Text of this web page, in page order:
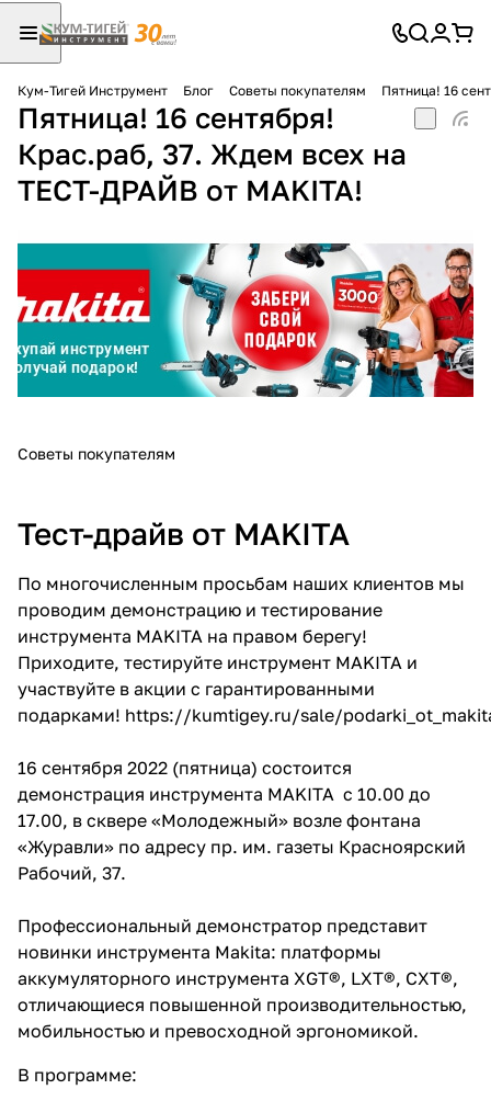
Кум-Тигей Инструмент Блог Советы покупателям Пятница! 16
Пятница! 16 сентября!
Крас.раб, 37. Ждем всех на
ТЕСТ-ДРАЙВ от MAKITA!
Советы покупателям
Тест-драйв от MAKITA
По многочисленным просьбам наших клиентов мы
проводим демонстрацию и тестирование
инструмента MAKITA на правом берегу!
Приходите, тестируйте инструмент MAKITA и
участвуйте в акции с гарантированными
подарками! https://kumtigey.ru/sale/
16 сентября 2022 (пятница) состоится
демонстрация инструмента MAKITA c 10.00 до
17.00, в сквере «Молодежный» возле фонтана
«Журавли» по адресу пр. им. газеты Красноярский
Рабочий, 37.
Профессиональный демонстратор представит
новинки инструмента Makita: платформы
аккумуляторного инструмента XGT®, LXT®, CXT®,
отличающиеся повышенной производительностью,
мобильностью и превосходной эргономикой.
В программе:
Для клиентов всех банков
Разбейте
оплату
на части
без переплат
График платежей
Добавляйте товары
в корзину
Оплачивайте сегодня только
% картой любого банка
Получайте товар
Оставшиеся75% будут
списыватьсяс вашей карты
по25%
Подробнее
об оплате Плайтом